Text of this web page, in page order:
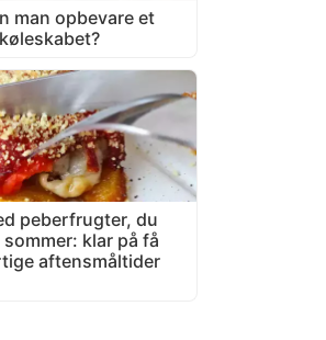
man opbevare et
peberfrugter, du
klar på få
aftensmåltider